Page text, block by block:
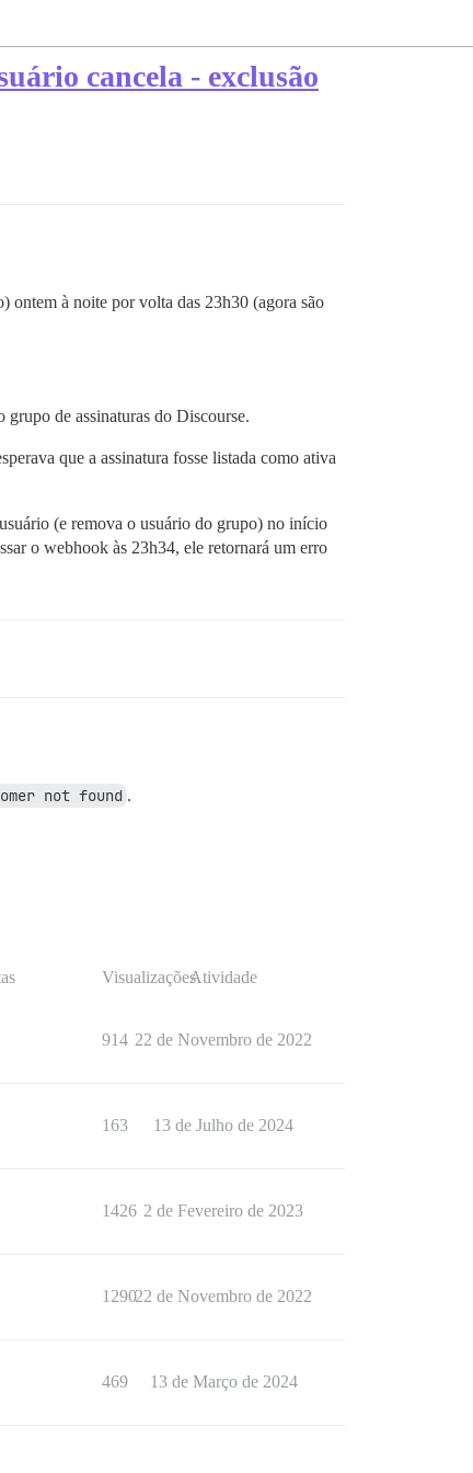
cancela - exclusão
ontem à noite por volta das 23h30 (agora são
de assinaturas do Discourse.
que a assinatura fosse listada como ativa
(e remova o usuário do grupo) no início
o webhook às 23h34, ele retornará um erro
not found .
VisualizaçõesAtividade
914 22 de Novembro de 2022
163 13 de Julho de 2024
1426 2 de Fevereiro de 2023
129022 de Novembro de 2022
469 13 de Março de 2024